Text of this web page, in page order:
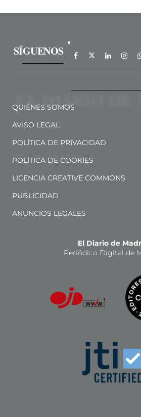
SÍGUENOS
QUIÉNES SOMOS
AVISO LEGAL
POLÍTICA DE PRIVACIDAD
POLÍTICA DE COOKIES
LICENCIA CREATIVE COMMONS
PUBLICIDAD
ANUNCIOS LEGALES
El Diario de
Periódico Digital de